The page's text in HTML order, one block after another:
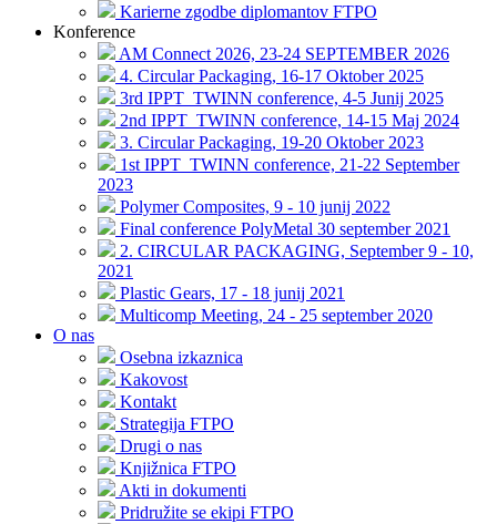
Karierne zgodbe diplomantov FTPO
Konference
AM Connect 2026, 23-24 SEPTEMBER 2026
4. Circular Packaging, 16-17 Oktober 2025
3rd IPPT_TWINN conference, 4-5 Junij 2025
2nd IPPT_TWINN conference, 14-15 Maj 2024
3. Circular Packaging, 19-20 Oktober 2023
1st IPPT_TWINN conference, 21-22 September
2023
Polymer Composites, 9 - 10 junij 2022
Final conference PolyMetal 30 september 2021
2. CIRCULAR PACKAGING, September 9 - 10,
2021
Plastic Gears, 17 - 18 junij 2021
Multicomp Meeting, 24 - 25 september 2020
O nas
Osebna izkaznica
Kakovost
Kontakt
Strategija FTPO
Drugi o nas
Knjižnica FTPO
Akti in dokumenti
Pridružite se ekipi FTPO